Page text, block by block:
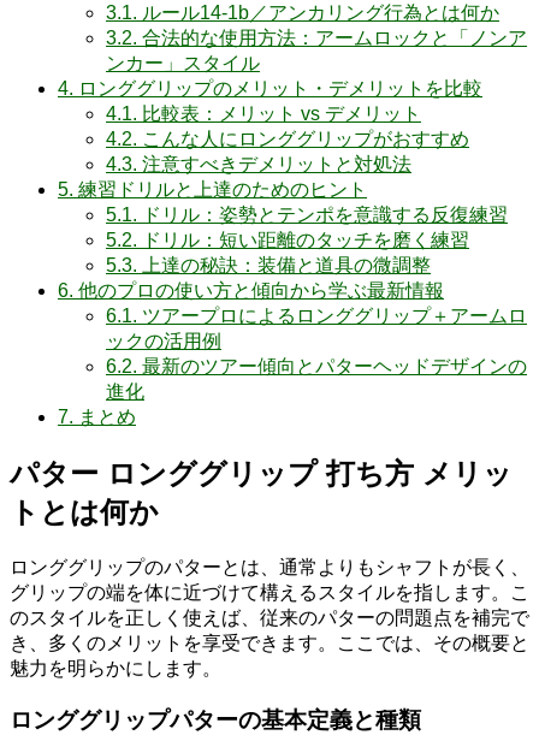
3.1. ルール14-1b／アンカリング行為とは何か
3.2. 合法的な使用方法：アームロックと「ノンア
ンカー」スタイル
4. ロンググリップのメリット・デメリットを比較
4.1. 比較表：メリット vs デメリット
4.2. こんな人にロンググリップがおすすめ
4.3. 注意すべきデメリットと対処法
5. 練習ドリルと上達のためのヒント
5.1. ドリル：姿勢とテンポを意識する反復練習
5.2. ドリル：短い距離のタッチを磨く練習
5.3. 上達の秘訣：装備と道具の微調整
6. 他のプロの使い方と傾向から学ぶ最新情報
6.1. ツアープロによるロンググリップ＋アームロ
ックの活用例
6.2. 最新のツアー傾向とパターヘッドデザインの
進化
7. まとめ
パター ロンググリップ 打ち方 メリッ
トとは何か
ロンググリップのパターとは、通常よりもシャフトが長く、
グリップの端を体に近づけて構えるスタイルを指します。こ
のスタイルを正しく使えば、従来のパターの問題点を補完で
き、多くのメリットを享受できます。ここでは、その概要と
魅力を明らかにします。
ロンググリップパターの基本定義と種類